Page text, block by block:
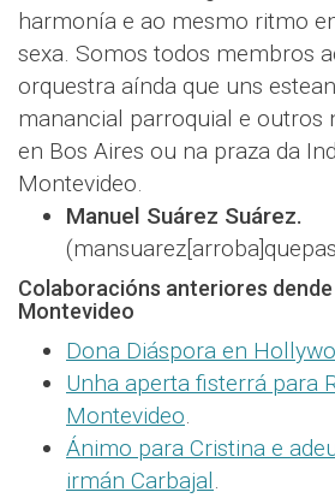
harmonía e ao mesmo ritmo
sexa. Somos todos membros
orquestra aínda que uns
manancial parroquial e outros
en Bos Aires ou na praza da
Montevideo.
Manuel Suárez Suárez.
Colaboracións anteriores
Montevideo
Dona Diáspora en
Unha aperta fisterrá para
Montevideo.
Ánimo para Cristina e
irmán Carbajal.